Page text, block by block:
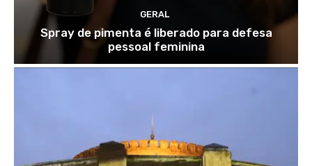
GERAL
Spray de pimenta é liberado para defesa
pessoal feminina